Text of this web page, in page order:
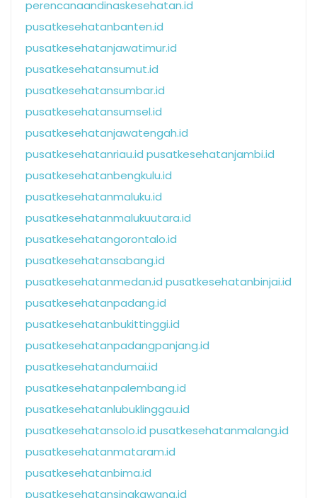
perencanaandinaskesehatan.id
pusatkesehatanbanten.id
pusatkesehatanjawatimur.id
pusatkesehatansumut.id
pusatkesehatansumbar.id
pusatkesehatansumsel.id
pusatkesehatanjawatengah.id
pusatkesehatanriau.id pusatkesehatanjambi.id
pusatkesehatanbengkulu.id
pusatkesehatanmaluku.id
pusatkesehatanmalukuutara.id
pusatkesehatangorontalo.id
pusatkesehatansabang.id
pusatkesehatanmedan.id pusatkesehatanbinjai.id
pusatkesehatanpadang.id
pusatkesehatanbukittinggi.id
pusatkesehatanpadangpanjang.id
pusatkesehatandumai.id
pusatkesehatanpalembang.id
pusatkesehatanlubuklinggau.id
pusatkesehatansolo.id pusatkesehatanmalang.id
pusatkesehatanmataram.id
pusatkesehatanbima.id
pusatkesehatansingkawang.id